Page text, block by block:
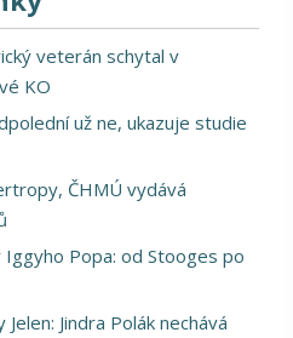
veterán schytal v
KO
už ne, ukazuje studie
ČHMÚ vydává
Popa: od Stooges po
Jindra Polák nechává